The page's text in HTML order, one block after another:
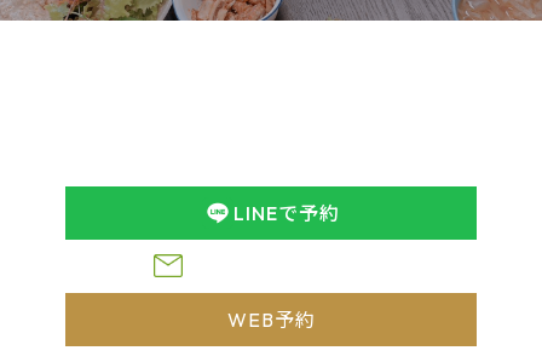
ご予約はLINEまたはWEB予約にてお願いします。
LINEで予約
WEB予約